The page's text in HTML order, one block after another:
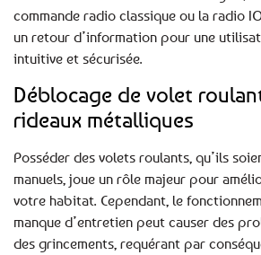
commande radio classique ou la radio
un retour d’information pour une
intuitive et sécurisée.
Déblocage de volet
rideaux métalliques
Posséder des volets roulants, qu’ils
manuels, joue un rôle majeur pour
votre habitat. Cependant, le
manque d’entretien peut causer des
des grincements, requérant par